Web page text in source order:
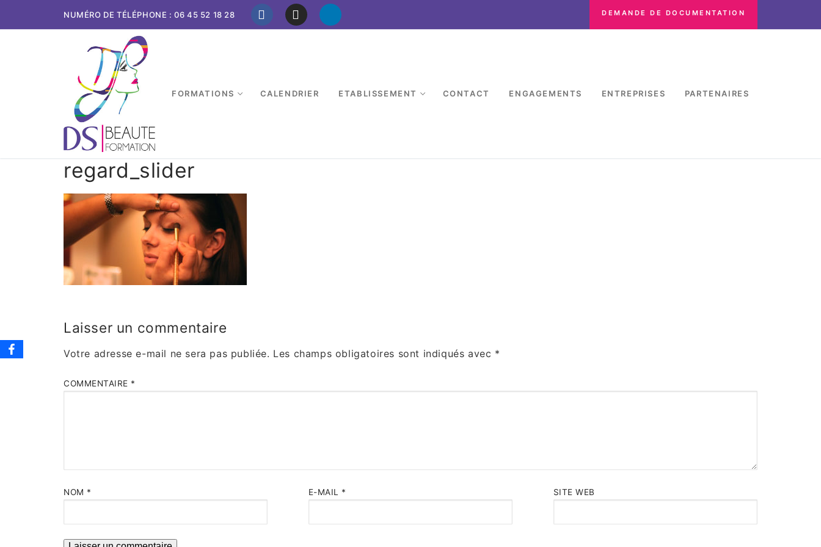
NUMÉRO DE TÉLÉPHONE : 06 45 52 18 28 DEMANDE DE DOCUMENTATION
FORMATIONS CALENDRIER ETABLISSEMENT CONTACT ENGAGEMENTS ENTREPRISES PARTENAIRES
regard_slider
Laisser un commentaire
Votre adresse e-mail ne sera pas publiée. Les champs obligatoires sont indiqués avec *
COMMENTAIRE *
NOM * E-MAIL * SITE WEB